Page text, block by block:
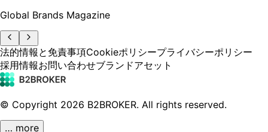
Global Brands Magazine
法的情報と免責事項Cookieポリシープライバシーポリシー
採用情報お問い合わせブランドアセット
© Copyright 2026 B2BROKER. All rights reserved.
… more